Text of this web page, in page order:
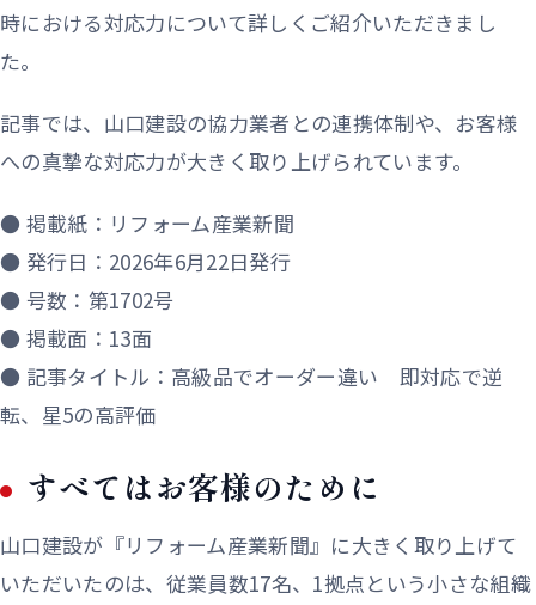
時における対応力について詳しくご紹介いただきまし
た。
記事では、山口建設の協力業者との連携体制や、お客様
への真摯な対応力が大きく取り上げられています。
● 掲載紙：リフォーム産業新聞
● 発行日：2026年6月22日発行
● 号数：第1702号
● 掲載面：13面
● 記事タイトル：高級品でオーダー違い 即対応で逆
転、星5の高評価
すべてはお客様のために
山口建設が『リフォーム産業新聞』に大きく取り上げて
いただいたのは、従業員数17名、1拠点という小さな組織